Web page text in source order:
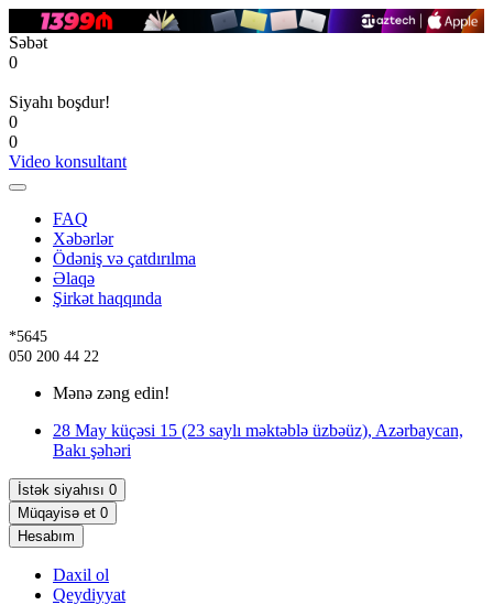
Səbət
0
Siyahı boşdur!
0
0
Video konsultant
FAQ
Xəbərlər
Ödəniş və çatdırılma
Əlaqə
Şirkət haqqında
*5645
050 200 44 22
Mənə zəng edin!
28 May küçəsi 15 (23 saylı məktəblə üzbəüz), Azərbaycan,
Bakı şəhəri
İstək siyahısı 0
Müqayisə et 0
Hesabım
Daxil ol
Qeydiyyat